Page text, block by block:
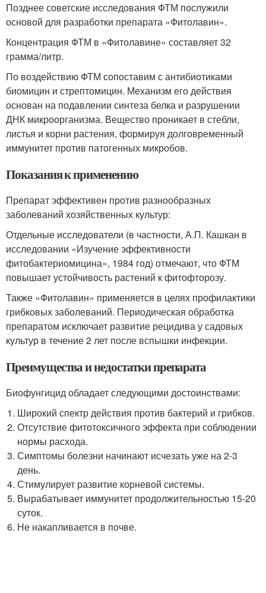
Позднее советские исследования ФТМ послужили
основой для разработки препарата «Фитолавин».
Концентрация ФТМ в «Фитолавине» составляет 32
грамма/литр.
По воздействию ФТМ сопоставим с антибиотиками
биомицин и стрептомицин. Механизм его действия
основан на подавлении синтеза белка и разрушении
ДНК микроорганизма. Вещество проникает в стебли,
листья и корни растения, формируя долговременный
иммунитет против патогенных микробов.
Показания к применению
Препарат эффективен против разнообразных
заболеваний хозяйственных культур:
Отдельные исследователи (в частности, А.П. Кашкан в
исследовании «Изучение эффективности
фитобактериомицина», 1984 год) отмечают, что ФТМ
повышает устойчивость растений к фитофторозу.
Также «Фитолавин» применяется в целях профилактики
грибковых заболеваний. Периодическая обработка
препаратом исключает развитие рецидива у садовых
культур в течение 2 лет после вспышки инфекции.
Преимущества и недостатки препарата
Биофунгицид обладает следующими достоинствами:
Широкий спектр действия против бактерий и грибков.
Отсутствие фитотоксичного эффекта при соблюдении
нормы расхода.
Симптомы болезни начинают исчезать уже на 2-3
день.
Стимулирует развитие корневой системы.
Вырабатывает иммунитет продолжительностью 15-20
суток.
Не накапливается в почве.